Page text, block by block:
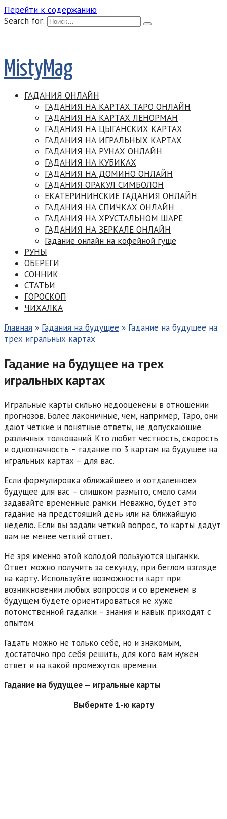
Перейти к содержанию
Search for:
MistyMag
ГАДАНИЯ ОНЛАЙН
ГАДАНИЯ НА КАРТАХ ТАРО ОНЛАЙН
ГАДАНИЯ НА КАРТАХ ЛЕНОРМАН
ГАДАНИЯ НА ЦЫГАНСКИХ КАРТАХ
ГАДАНИЯ НА ИГРАЛЬНЫХ КАРТАХ
ГАДАНИЯ НА РУНАХ ОНЛАЙН
ГАДАНИЯ НА КУБИКАХ
ГАДАНИЯ НА ДОМИНО ОНЛАЙН
ГАДАНИЯ ОРАКУЛ СИМБОЛОН
ЕКАТЕРИНИНСКИЕ ГАДАНИЯ ОНЛАЙН
ГАДАНИЯ НА СПИЧКАХ ОНЛАЙН
ГАДАНИЯ НА ХРУСТАЛЬНОМ ШАРЕ
ГАДАНИЯ НА ЗЕРКАЛЕ ОНЛАЙН
Гадание онлайн на кофейной гуще
РУНЫ
ОБЕРЕГИ
СОННИК
СТАТЬИ
ГОРОСКОП
ЧИХАЛКА
Главная » Гадания на будущее » Гадание на будущее на
трех игральных картах
Гадание на будущее на трех
игральных картах
Игральные карты сильно недооценены в отношении
прогнозов. Более лаконичные, чем, например, Таро, они
дают четкие и понятные ответы, не допускающие
различных толкований. Кто любит честность, скорость
и однозначность – гадание по 3 картам на будущее на
игральных картах – для вас.
Если формулировка «ближайшее» и «отдаленное»
будущее для вас – слишком размыто, смело сами
задавайте временные рамки. Неважно, будет это
гадание на предстоящий день или на ближайшую
неделю. Если вы задали четкий вопрос, то карты дадут
вам не менее четкий ответ.
Не зря именно этой колодой пользуются цыганки.
Ответ можно получить за секунду, при беглом взгляде
на карту. Используйте возможности карт при
возникновении любых вопросов и со временем в
будущем будете ориентироваться не хуже
потомственной гадалки – знания и навык приходят с
опытом.
Гадать можно не только себе, но и знакомым,
достаточно про себя решить, для кого вам нужен
ответ и на какой промежуток времени.
Гадание на будущее — игральные карты
Выберите 1-ю карту